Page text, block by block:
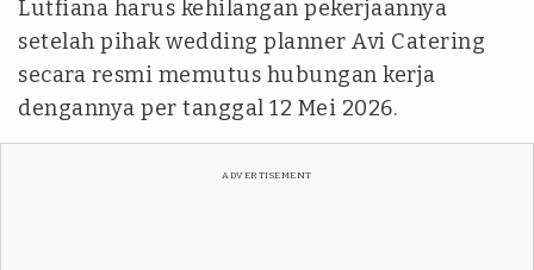
Lutfiana harus kehilangan pekerjaannya
setelah pihakwedding planner Avi Catering
secara resmi memutus hubungan kerja
dengannya per tanggal 12 Mei 2026.
ADVERTISEMENT